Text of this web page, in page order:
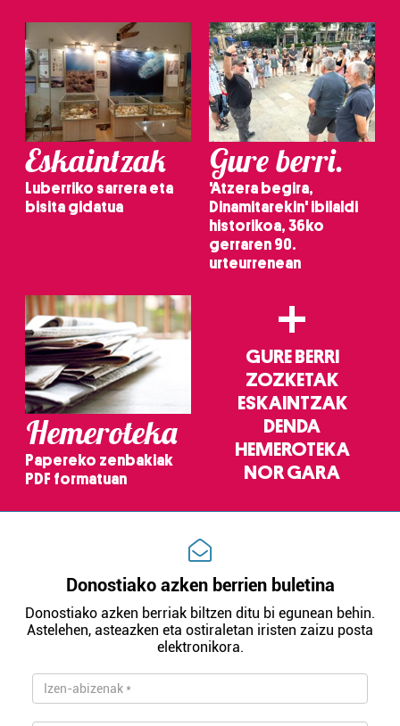
erabiltzeko baimen esplizitua ematen diguzu.Gehiago
irakurri
Eskaintzak
Luberriko sarrera eta
bisita gidatua
Gure berri.
'Atzera begira,
Dinamitarekin' ibilaldi
historikoa, 36ko
gerraren 90.
urteurrenean
Hemeroteka
Papereko zenbakiak
PDF formatuan
+
GURE BERRI
ZOZKETAK
ESKAINTZAK
DENDA
HEMEROTEKA
NOR GARA
Donostiako azken berrien buletina
Donostiako azken berriak biltzen ditu bi egunean behin.
Astelehen, asteazken eta ostiraletan iristen zaizu posta
elektronikora.